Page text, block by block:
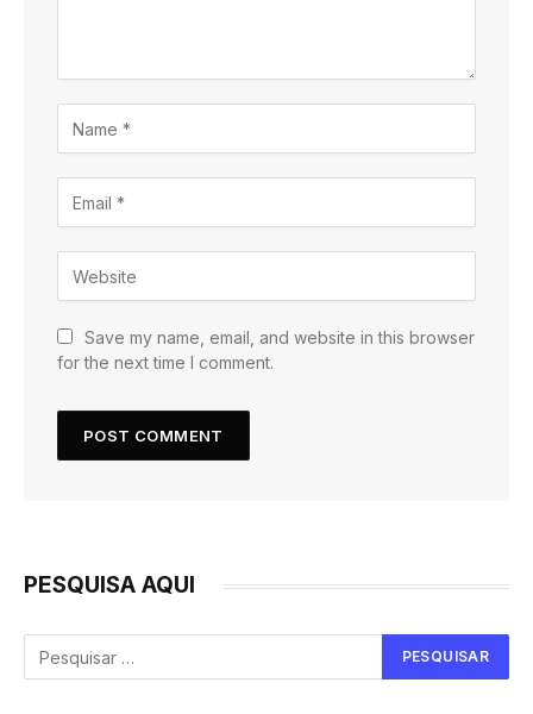
Save my name, email, and website in this browser
for the next time I comment.
PESQUISA AQUI